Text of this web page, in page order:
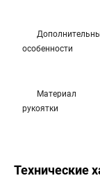
особенности
Материал
рукоятки
Технические